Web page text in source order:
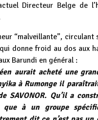
Directeur Belge de
“malveillante”, circulant
donne froid au dos aux
Barundi en général :
aurait acheté une
à Rumonge il
SAVONOR. Qu’il a
que à un groupe